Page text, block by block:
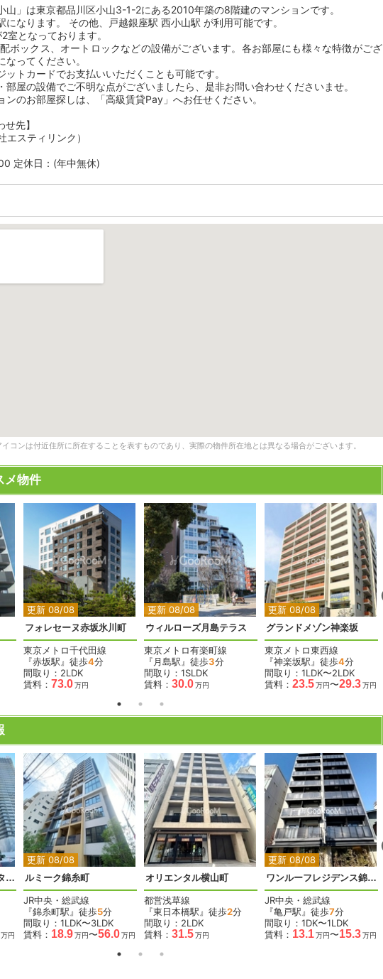
山」は東京都品川区小山3-1-2にある2010年築の8階建のマンションです。
になります。 その他、戸越銀座駅 西小山駅 が利用可能です。
となっております。
ボックス、オートロックなどの設備がございます。各お部屋にも様々な特徴がござ
ってください。
ットカードでお支払いいただくことも可能です。
部屋の設備でご不明な点がございましたら、是非お問い合わせくださいませ。
ンのお部屋探しは、「高級賃貸Pay」へお任せください。
先】
スティリンク）
定休日：(年中無休)
コンは付近住所に所在することを表すものであり、実際の物件所在地とは異なる場合がございます。
メ物件
更新 08/08
2
フォレセーヌ赤坂氷川町
東京メトロ千代田線
『赤坂駅』徒歩4分
間取り：2LDK
賃料： 73.0万円
更新 08/08
2
ウィルローズ月島テラス
東京メトロ有楽町線
『月島駅』徒歩3分
間取り：1SLDK
賃料： 30.0万円
更新 08/08
2 2
グランドメゾン神楽坂
東京メトロ東西線
『神楽坂駅』徒歩4分
間取り：1LDK〜2LDK
賃料： 23.5万円〜29.3万円
目黒マークレジデンスタワー
万円
更新 08/08
2
ルミーク錦糸町
JR中央・総武線
『錦糸町駅』徒歩5分
間取り：1LDK〜3LDK
賃料： 18.9万円〜56.0万円
2
オリエンタル横山町
都営浅草線
『東日本橋駅』徒歩2分
間取り：2LDK
賃料： 31.5万円
更新 08/08
2 2
ワンルーフレジデンス錦糸町
JR中央・総武線
『亀戸駅』徒歩7分
間取り：1DK〜1LDK
賃料： 13.1万円〜15.3万円